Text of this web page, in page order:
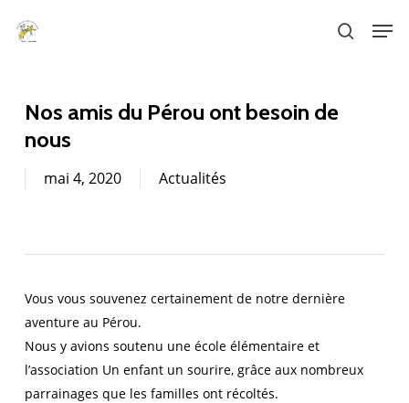
search
Nos amis du Pérou ont besoin de
nous
mai 4, 2020 Actualités
Vous vous souvenez certainement de notre dernière
aventure au Pérou.
Nous y avions soutenu une école élémentaire et
l’association Un enfant un sourire, grâce aux nombreux
parrainages que les familles ont récoltés.